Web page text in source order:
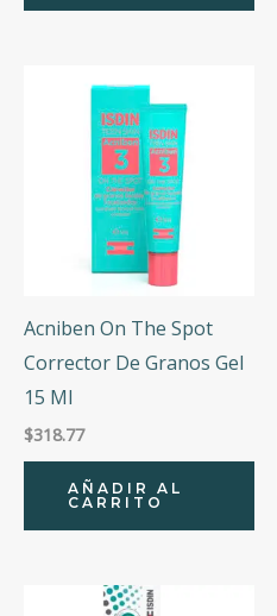
Acniben On The Spot
Corrector De Granos Gel
15 Ml
$318.77
AÑADIR AL
CARRITO